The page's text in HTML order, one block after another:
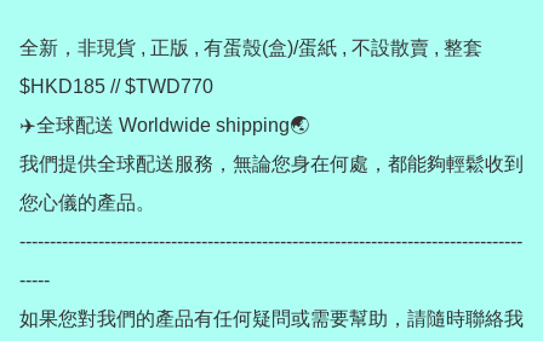
全新，非現貨 , 正版 , 有蛋殼(盒)/蛋紙 , 不設散賣 , 整套
$HKD185 // $TWD770
✈️全球配送 Worldwide shipping🌏
我們提供全球配送服務，無論您身在何處，都能夠輕鬆收到
您心儀的產品。
-----------------------------------------------------------------------------------
-----
如果您對我們的產品有任何疑問或需要幫助，請隨時聯絡我